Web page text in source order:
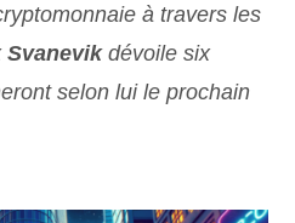
à travers les
Svanevikdévoile six
selon lui le prochain